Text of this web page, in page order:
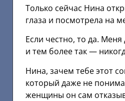
Только сейчас Нина
глаза и посмотрела на
Если честно, то да. Меня
и тем более так —
Нина, зачем тебе этот
который даже не
женщины он сам